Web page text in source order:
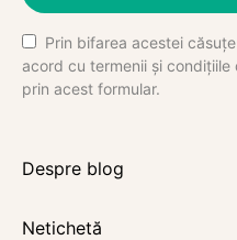
Prin bifarea acestei
acord cu termenii și
prin acest formular.
Despre blog
Netichetă